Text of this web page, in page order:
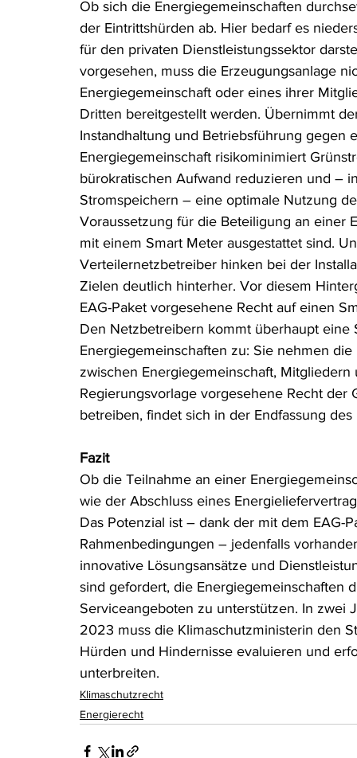
Ob sich die Energiegemeinschaften
der Eintrittshürden ab. Hier bedarf es
für den privaten Dienstleistungssektor
vorgesehen, muss die Erzeugungsanlage
Energiegemeinschaft oder eines ihrer
Dritten bereitgestellt werden. Übernimmt
Instandhaltung und Betriebsführung gegen
Energiegemeinschaft risikominimiert
bürokratischen Aufwand reduzieren und –
Stromspeichern – eine optimale Nutzung
Voraussetzung für die Beteiligung an einer
mit einem Smart Meter ausgestattet sind.
Verteilernetzbetreiber hinken bei der
Zielen deutlich hinterher. Vor diesem
EAG-Paket vorgesehene Recht auf einen
Den Netzbetreibern kommt überhaupt
Energiegemeinschaften zu: Sie nehmen
zwischen Energiegemeinschaft,
Regierungsvorlage vorgesehene Recht
betreiben, findet sich in der Endfassung
Fazit
Ob die Teilnahme an einer
wie der Abschluss eines
Das Potenzial ist – dank der mit dem EAG-
Rahmenbedingungen – jedenfalls
innovative Lösungsansätze und
sind gefordert, die Energiegemeinschaften
Serviceangeboten zu unterstützen. In zwei
2023 muss die Klimaschutzministerin den
Hürden und Hindernisse evaluieren und
unterbreiten.
Klimaschutzrecht
Energierecht